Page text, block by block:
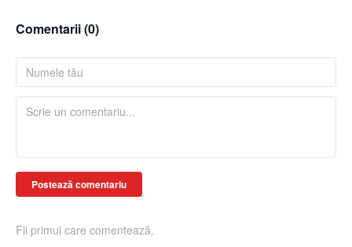
Comentarii (0)
Postează comentariu
Fii primul care comentează.